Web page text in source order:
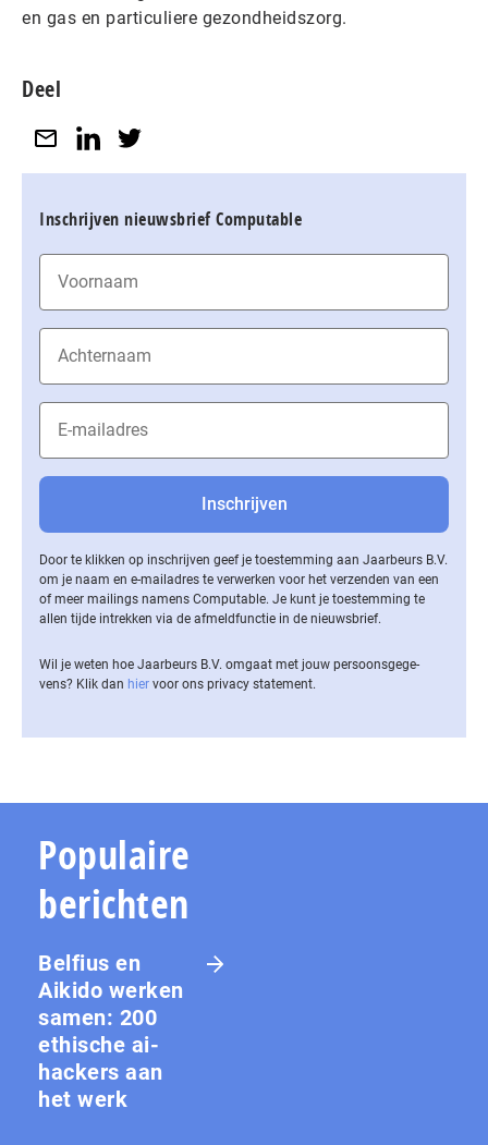
en gas en particuliere gezondheidszorg.
Deel
Inschrijven nieuwsbrief Computable
Door te klikken op inschrijven geef je toestemming aan Jaarbeurs B.V.
om je naam en e-mailadres te verwerken voor het verzenden van een
of meer mailings namens Computable. Je kunt je toestemming te
allen tijde intrekken via de af­meld­func­tie in de nieuwsbrief.
Wil je weten hoe Jaarbeurs B.V. omgaat met jouw per­soons­ge­ge­
vens? Klik dan hier voor ons privacy statement.
Populaire
berichten
Belfius en
Aikido werken
samen: 200
ethische ai-
hackers aan
het werk